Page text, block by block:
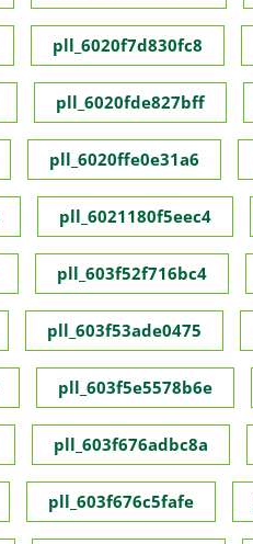
pll_6020f7d830fc8
pll_6020fde827bff
pll_6020ffe0e31a6
pll_6021180f5eec4
pll_603f52f716bc4
pll_603f53ade0475
pll_603f5e5578b6e
pll_603f676adbc8a
pll_603f676c5fafe